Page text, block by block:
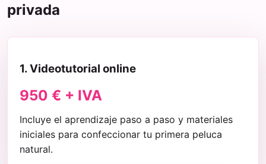
privada
1. Videotutorial online
950 € + IVA
Incluye el aprendizaje paso a paso y materiales
iniciales para confeccionar tu primera peluca
natural.